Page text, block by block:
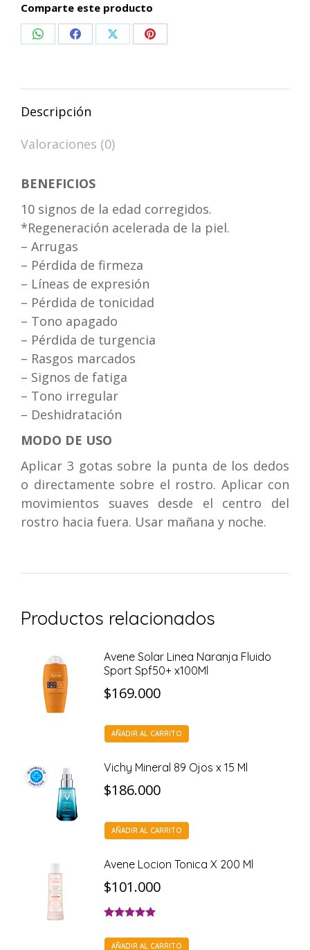
Comparte este producto
Compartir
WhatsApp
Compartir
Facebook
Compartir
X
Compartir
Pinterest
Descripción
Valoraciones (0)
BENEFICIOS
10 signos de la edad corregidos.
*Regeneración acelerada de la piel.
– Arrugas
– Pérdida de firmeza
– Líneas de expresión
– Pérdida de tonicidad
– Tono apagado
– Pérdida de turgencia
– Rasgos marcados
– Signos de fatiga
– Tono irregular
– Deshidratación
MODO DE USO
Aplicar 3 gotas sobre la punta de los dedos
o directamente sobre el rostro. Aplicar con
movimientos suaves desde el centro del
rostro hacia fuera. Usar mañana y noche.
Productos relacionados
Avene Solar Linea Naranja Fluido
Sport Spf50+ x100Ml
$169.000
AÑADIR AL CARRITO
Vichy Mineral 89 Ojos x 15 Ml
$186.000
AÑADIR AL CARRITO
Avene Locion Tonica X 200 Ml
$101.000
5.00de 5
AÑADIR AL CARRITO